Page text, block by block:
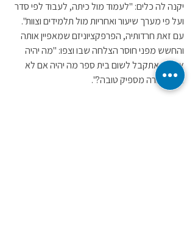
יקנה לה כלים: "לעמוד מול כיתה, לעבוד לפי סדר
ועל פי מערך שיעור ואחריות מול תלמידים וצוות".
עם זאת חרדותיה, הפרפקציוניזם שמאפיין אותה
והחשש מפני חוסר הצלחה שבו וצפו: "מה יהיה
אם לא אתקבל לשום בית ספר מה יהיה אם לא
אהיה מורה מספיק טובה?".